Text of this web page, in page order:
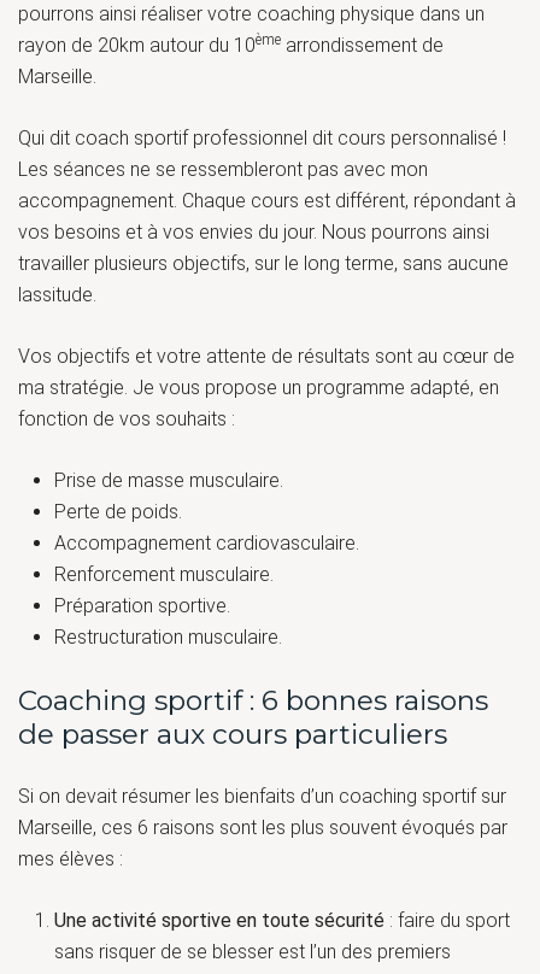
pourrons ainsi réaliser votre coaching physique dans un
rayon de 20km autour du 10ème arrondissement de
Marseille.
Qui dit coach sportif professionnel dit cours personnalisé !
Les séances ne se ressembleront pas avec mon
accompagnement. Chaque cours est différent, répondant à
vos besoins et à vos envies du jour. Nous pourrons ainsi
travailler plusieurs objectifs, sur le long terme, sans aucune
lassitude.
Vos objectifs et votre attente de résultats sont au cœur de
ma stratégie. Je vous propose un programme adapté, en
fonction de vos souhaits :
Prise de masse musculaire.
Perte de poids.
Accompagnement cardiovasculaire.
Renforcement musculaire.
Préparation sportive.
Restructuration musculaire.
Coaching sportif : 6 bonnes raisons
de passer aux cours particuliers
Si on devait résumer les bienfaits d’un coaching sportif sur
Marseille, ces 6 raisons sont les plus souvent évoqués par
mes élèves :
Une activité sportive en toute sécurité : faire du sport
sans risquer de se blesser est l’un des premiers